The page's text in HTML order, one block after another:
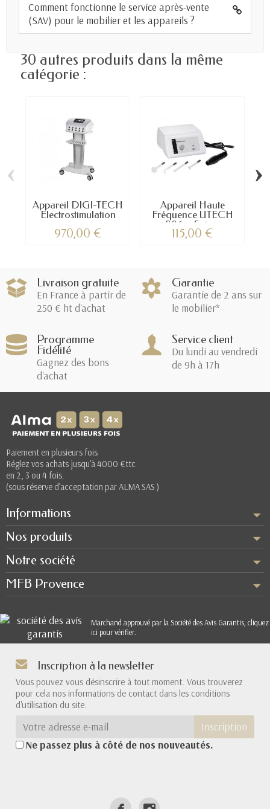
Comment fonctionne le service après-vente
(SAV) pour le mobilier et les appareils ?
30 autres produits dans la même
catégorie :
Appareil DIGI-TECH
Electrostimulation
970,00 €
Appareil Haute
Fréquence UTECH
806 – Soin...
115,00 €
‹ ›
Livraison gratuite
En France à partir de
250 € ht d'achat
Garantie
Garantie de 2 ans sur
le mobilier*
Programme
Fidélité
Gagnez des bons
d'achat
Service client
Du lundi au vendredi
de 9h à 17h
Paiement en plusieurs fois
Réglez vos achats jusqu'à 4000 €ttc
en 2, 3 ou 4 fois.
(sous réserve d’acceptation par ALMA SAS )
Informations
Nos produits
Notre société
MFB Provence
Marchand approuvé par la Société des Avis Garantis, cliquez
ici pour vérifier.
Inscription à la newsletter
Vous pouvez vous désinscrire à tout moment. Vous trouverez
pour cela nos informations de contact dans les conditions
d'utilisation du site.
Inscription
Ne passez plus à côté de nos nouveautés.